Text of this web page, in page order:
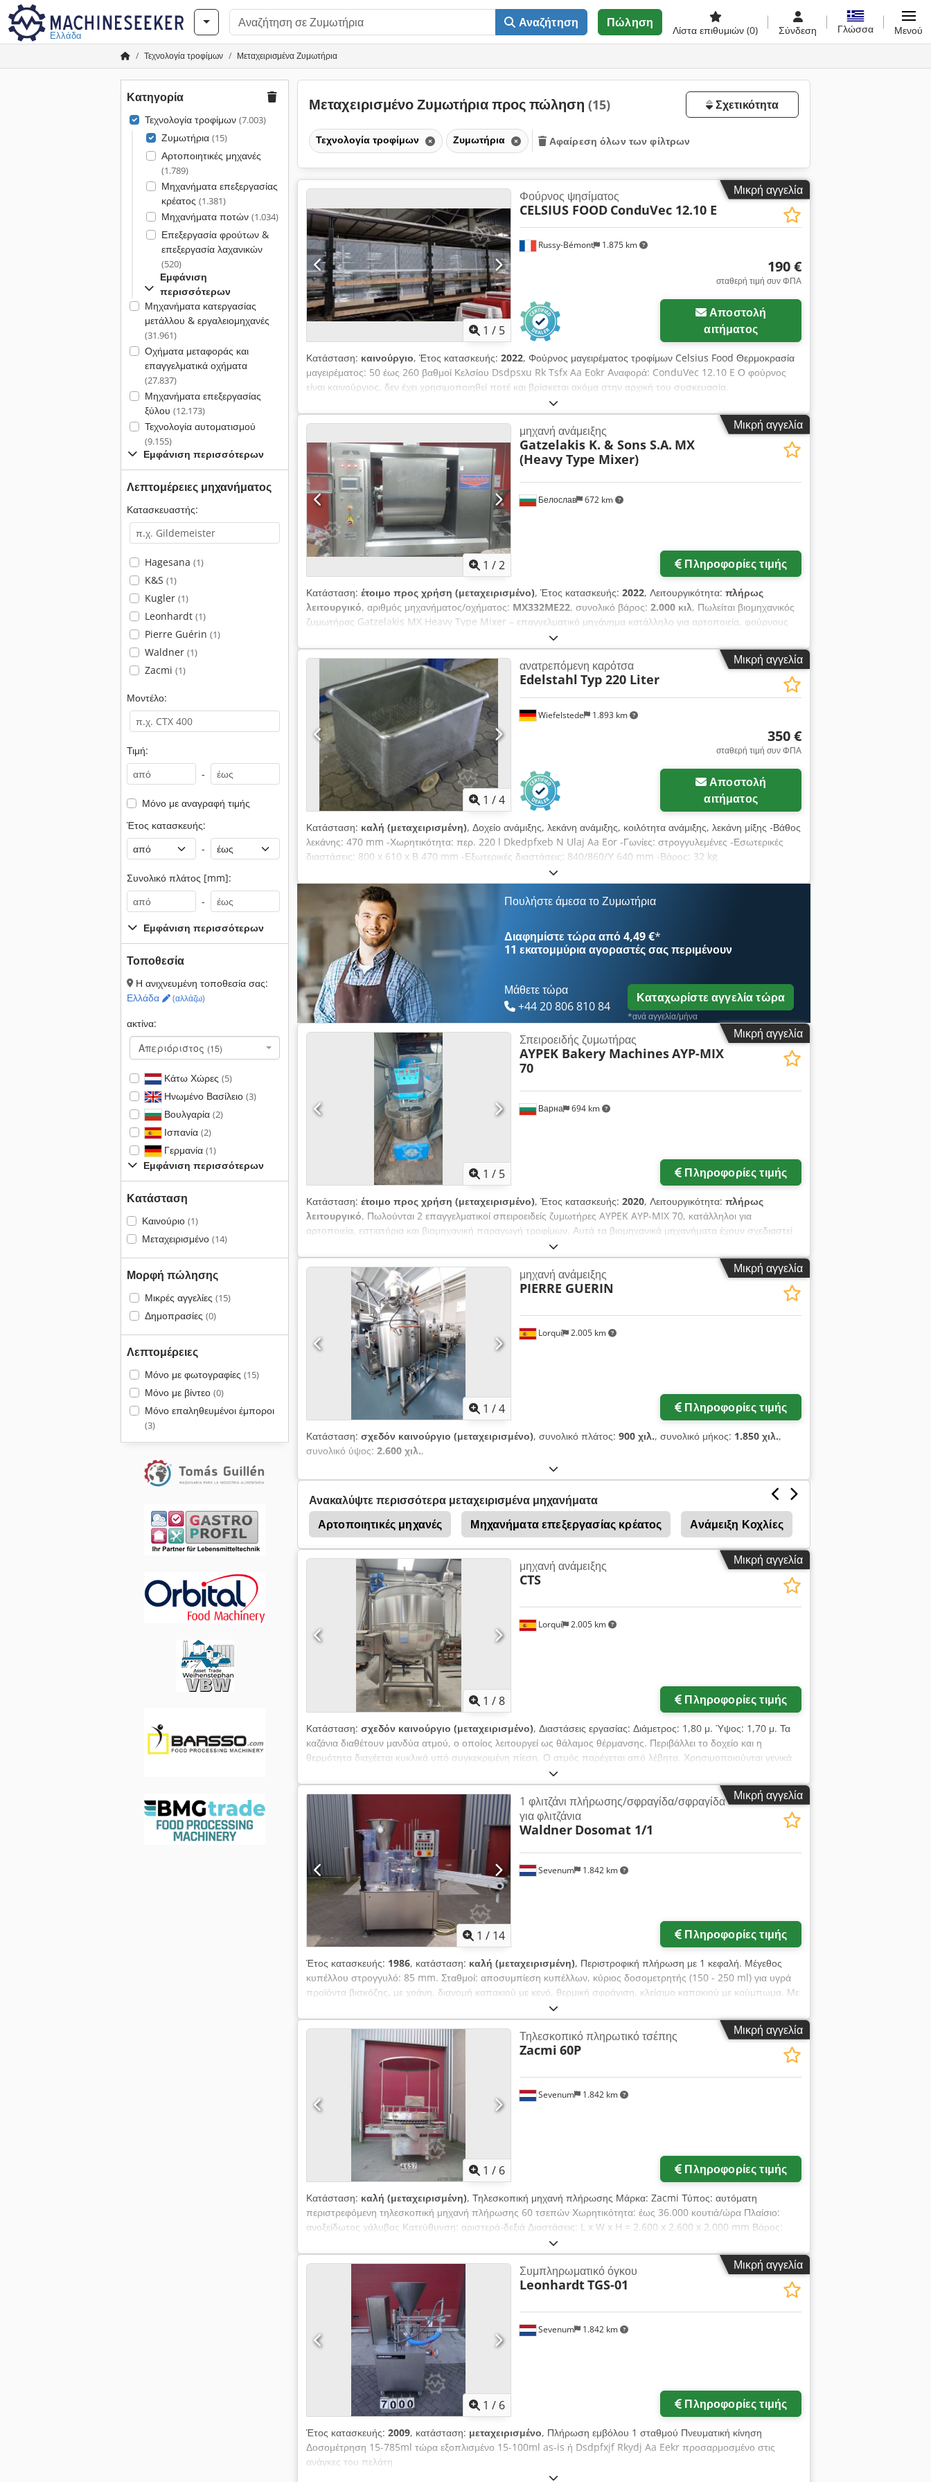
Ελλάδα
Αναζήτηση Πώληση
Λίστα επιθυμιών (0) Σύνδεση Γλώσσα Μενού
Τεχνολογία τροφίμων Μεταχειρισμένα Ζυμωτήρια
Κατηγορία
Τεχνολογία τροφίμων (7.003)
Ζυμωτήρια (15)
Αρτοποιητικές μηχανές
(1.789)
Μηχανήματα επεξεργασίας
κρέατος (1.381)
Μηχανήματα ποτών (1.034)
Επεξεργασία φρούτων &
επεξεργασία λαχανικών
(520)
Εμφάνιση
περισσότερων
Μηχανήματα κατεργασίας
μετάλλου & εργαλειομηχανές
(31.961)
Οχήματα μεταφοράς και
επαγγελματικά οχήματα
(27.837)
Μηχανήματα επεξεργασίας
ξύλου (12.173)
Τεχνολογία αυτοματισμού
(9.155)
Εμφάνιση περισσότερων
Λεπτομέρειες μηχανήματος
Κατασκευαστής:
Hagesana (1)
K&S (1)
Kugler (1)
Leonhardt (1)
Pierre Guérin (1)
Waldner (1)
Zacmi (1)
Μοντέλο:
Τιμή:
-
Μόνο με αναγραφή τιμής
Έτος κατασκευής:
-
Συνολικό πλάτος [mm]:
-
Εμφάνιση περισσότερων
Τοποθεσία
Η ανιχνευμένη τοποθεσία σας:
Ελλάδα
(αλλάζω)
ακτίνα:
Απεριόριστος (15)
Κάτω Χώρες (5)
Ηνωμένο Βασίλειο (3)
Βουλγαρία (2)
Ισπανία (2)
Γερμανία (1)
Εμφάνιση περισσότερων
Κατάσταση
Καινούριο (1)
Μεταχειρισμένο (14)
Μορφή πώλησης
Μικρές αγγελίες (15)
Δημοπρασίες (0)
Λεπτομέρειες
Μόνο με φωτογραφίες (15)
Μόνο με βίντεο (0)
Μόνο επαληθευμένοι έμποροι
(3)
Μεταχειρισμένο Ζυμωτήρια προς πώληση (15) Σχετικότητα
Τεχνολογία τροφίμων Ζυμωτήρια Αφαίρεση όλων των φίλτρων
Μικρή αγγελία
1 / 5
Russy-Bémont 1.875 km
Φούρνος ψησίματος
CELSIUS FOOD ConduVec 12.10 E
190 €
σταθερή τιμή συν ΦΠΑ
Αποστολή
αιτήματος
Κατάσταση: καινούργιο, Έτος κατασκευής: 2022, Φούρνος μαγειρέματος τροφίμων Celsius Food Θερμοκρασία
μαγειρέματος: 50 έως 260 βαθμοί Κελσίου Dsdpsxu Rk Tsfx Aa Eokr Αναφορά: ConduVec 12.10 E Ο φούρνος
είναι καινούργιος, δεν έχει χρησιμοποιηθεί ποτέ και βρίσκεται ακόμα στην αρχική του συσκευασία.
Μικρή αγγελία
1 /2
Белослав 672 km
μηχανή ανάμειξης
Gatzelakis K. & Sons S.A. MX
(Heavy Type Mixer)
Πληροφορίες τιμής
Κατάσταση: έτοιμο προς χρήση (μεταχειρισμένο), Έτος κατασκευής: 2022, Λειτουργικότητα: πλήρως
λειτουργικό, αριθμός μηχανήματος/οχήματος: MX332ME22, συνολικό βάρος: 2.000 κιλ, Πωλείται βιομηχανικός
ζυμωτήρας Gatzelakis MX Heavy Type Mixer – επαγγελματικό μηχάνημα κατάλληλο για αρτοποιεία, φούρνους
και παραγωγικές μονάδες. Το μηχάνημα κατασκευάζεται από την ελληνική εταιρεία Gatzelakis K. & Sons S.A.,
εξειδικευμένη στον εξοπλισμό βιομηχανίας τροφίμων. Είναι βαρέως τύπου ζυμωτήρας με μεγάλη χωρητικότητα,
κατάλληλος για εντατική και συνεχόμενη παραγωγή. Dkedpfey Egk Hsx Aa Ejr Βασικά χαρακτηριστικά: Μοντέλο:
MX (Heavy Type Mixer) Τάση: 220 / 380 V Ισχύς: 24 kW Βάρος: περίπου 2000 kg Έτος κατασκευής: 2022
Ισχυρή και στιβαρή κατασκευή, κατάλληλη για βαριά χρήση. Ιδανικό για επαγγελματική χρήση σε παραγωγικό
περιβάλλον. Κατάλληλο για φούρνους, αρτοποιεία και παραγωγή ζύμης. Δυνατότητα επιτόπιας επίσκεψης.
Μεταφορά κατόπιν συνεννόησης.
Μικρή αγγελία
1 /4
Wiefelstede 1.893 km
ανατρεπόμενη καρότσα
Edelstahl Typ 220 Liter
350 €
σταθερή τιμή συν ΦΠΑ
Αποστολή
αιτήματος
Κατάσταση: καλή (μεταχειρισμένη), Δοχείο ανάμιξης, λεκάνη ανάμιξης, κοιλότητα ανάμιξης, λεκάνη μίξης -Βάθος
λεκάνης: 470 mm -Χωρητικότητα: περ. 220 l Dkedpfxeb N Ulaj Aa Eor -Γωνίες: στρογγυλεμένες -Εσωτερικές
διαστάσεις: 800 x 610 x Β 470 mm -Εξωτερικές διαστάσεις: 840/860/Υ 640 mm -Βάρος: 32 kg
Πουλήστε άμεσα το Ζυμωτήρια
Διαφημίστε τώρα από 4,49 €*
11 εκατομμύρια αγοραστέςσας περιμένουν
Μάθετε τώρα
+44 20 806 810 84
Καταχωρίστε αγγελία τώρα
*ανά αγγελία/μήνα
Μικρή αγγελία
1 / 5
Варна 694 km
Σπειροειδής ζυμωτήρας
AYPEK Bakery MachinesAYP-MIX
70
Πληροφορίες τιμής
Κατάσταση: έτοιμο προς χρήση (μεταχειρισμένο), Έτος κατασκευής: 2020, Λειτουργικότητα: πλήρως
λειτουργικό, Πωλούνται 2 επαγγελματικοί σπειροειδείς ζυμωτήρες AYPEK AYP-MIX 70, κατάλληλοι για
αρτοποιεία, εστιατόρια και βιομηχανική παραγωγή τροφίμων. Αυτά τα βιομηχανικά μηχανήματα έχουν σχεδιαστεί
για εντατική χρήση και προσφέρουν σταθερό και υψηλής ποιότητας ζύμωμα. Οι ζυμωτήρες είναι σε καλή
λειτουργική κατάσταση και έτοιμοι για άμεση χρήση. Dedpfx Aaeyybkke Eskr Διατίθενται ως σετ ή μεμονωμένα.
Μικρή αγγελία
1 /4
Lorquí 2.005 km
μηχανή ανάμειξης
PIERRE GUERIN
Πληροφορίες τιμής
Κατάσταση: σχεδόν καινούργιο (μεταχειρισμένο), συνολικό πλάτος: 900 χιλ., συνολικό μήκος: 1.850 χιλ.,
συνολικό ύψος: 2.600 χιλ.,
Ανακαλύψτε περισσότερα μεταχειρισμένα μηχανήματα
Αρτοποιητικές μηχανές
Μηχανήματα επεξεργασίας κρέατος Ανάμειξη Κοχλίες
Twin Mixer
Μικρή αγγελία
1 /8
Lorquí 2.005 km
μηχανή ανάμειξης
CTS
Πληροφορίες τιμής
Κατάσταση: σχεδόν καινούργιο (μεταχειρισμένο), Διαστάσεις εργασίας: Διάμετρος: 1,80 μ. Ύψος: 1,70 μ. Τα
καζάνια διαθέτουν μανδύα ατμού, ο οποίος λειτουργεί ως θάλαμος θέρμανσης. Περιβάλλει το δοχείο και η
θερμότητα διαχέεται κυκλικά υπό συγκεκριμένη πίεση. Ο ατμός παρέχεται από λέβητα. Χρησιμοποιούνται γενικά
σε βιομηχανικό επίπεδο για την επεξεργασία θρεπτικών τροφίμων, μαρμελάδων, ζελέ, σοκολάτας, γλυκών,
κονσερβών, κρεάτων, σαλτσών κ.λπ. Djdpfx Aajzbi Rms Eskr
Μικρή αγγελία
1 / 14
Sevenum 1.842 km
1 φλιτζάνι πλήρωσης/σφραγίδα/σφραγίδα
για φλιτζάνια
Waldner Dosomat 1/1
Πληροφορίες τιμής
Έτος κατασκευής: 1986, κατάσταση: καλή (μεταχειρισμένη), Περιστροφική πλήρωση με 1 κεφαλή. Μέγεθος
κυπέλλου στρογγυλό: 85 mm. Σταθμοί: αποσυμπίεση κυπέλλων, κύριος δοσομετρητής (150 - 250 ml) για υγρά
προϊόντα βισκόζης, με χοάνη. διανομή καπακιού με κενό, θερμική σφράγιση, κλείσιμο καπακιού με κούμπωμα. Με
μεταφορέα εξόδου. Το μηχάνημα διαθέτει προστατευτικά από πλεξιγκλάς. Έλεγχοι: Siemens, μοντέλο: S5.
Συνολικές διαστάσεις: 160 x 170 x 300 cm. 3Kw/230/380V 2700/ώρα Dkjdpfx Aaolyqu Rs Eor Το μηχάνημα
μπορεί να πωληθεί ως έχει ή να προσαρμοστεί στις ανάγκες του πελάτη. περισσότερες φωτογραφίες κατόπιν
Μικρή αγγελία
1 / 6
Sevenum 1.842 km
Τηλεσκοπικό πληρωτικό τσέπης
Zacmi 60P
Πληροφορίες τιμής
Κατάσταση: καλή (μεταχειρισμένη), Τηλεσκοπική μηχανή πλήρωσης Μάρκα: Zacmi Τύπος: αυτόματη
περιστρεφόμενη τηλεσκοπική μηχανή πλήρωσης 60 τσεπών Χωρητικότητα: έως 36.000 κουτιά/ώρα Πλαίσιο:
ανοξείδωτος χάλυβας Κατεύθυνση: αριστερά-δεξιά Διαστάσεις: L x W x H = 2.600 x 2.600 x 2.000 mm Βάρος:
1.500 Kg Τροφοδοσία: 380 Volt + 50 Hz - 3 kW Πεπιεσμένος αέρας: 6 Bar Χαρακτηριστικά: μεταφορέας με
λωρίδες και ταινίες εισόδου και εξόδου πλάκες εκτροπής Dkjdpfsib A Idsx Aa Esr περιστρεφόμενη βούρτσα για
την αφαίρεση του προϊόντος από τα άνω τηλεσκόπια έλεγχος του ύψους του προϊόντος με αισθητήρες
προσέγγισης Προσαρμογή ύψους με ηλεκτρικό κινητήρα με γρανάζια με οροφή σκόνης Εργαλεία: σετ 67mm
Παρατήρηση: χωρίς ηλεκτρικό ερμάριο/έλεγχο όπως είναι ή προσαρμοσμένη επιθυμία πελάτη
Μικρή αγγελία
1 / 6
Sevenum 1.842 km
Συμπληρωματικό όγκου
LeonhardtTGS-01
Πληροφορίες τιμής
Έτος κατασκευής: 2009, κατάσταση: μεταχειρισμένο, Πλήρωση εμβόλου 1 σταθμού Πνευματική κίνηση
Δοσομέτρηση 15-785ml τώρα εξοπλισμένο 15-100ml as-is ή Dsdpfxjf Rkydj Aa Eekr προσαρμοσμένο στις
ανάγκες του πελάτη